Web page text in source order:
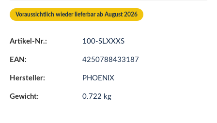
Voraussichtlich wieder lieferbar ab August 2026
Artikel-Nr.: 100-SLXXXS
EAN: 4250788433187
Hersteller: PHOENIX
Gewicht: 0.722 kg